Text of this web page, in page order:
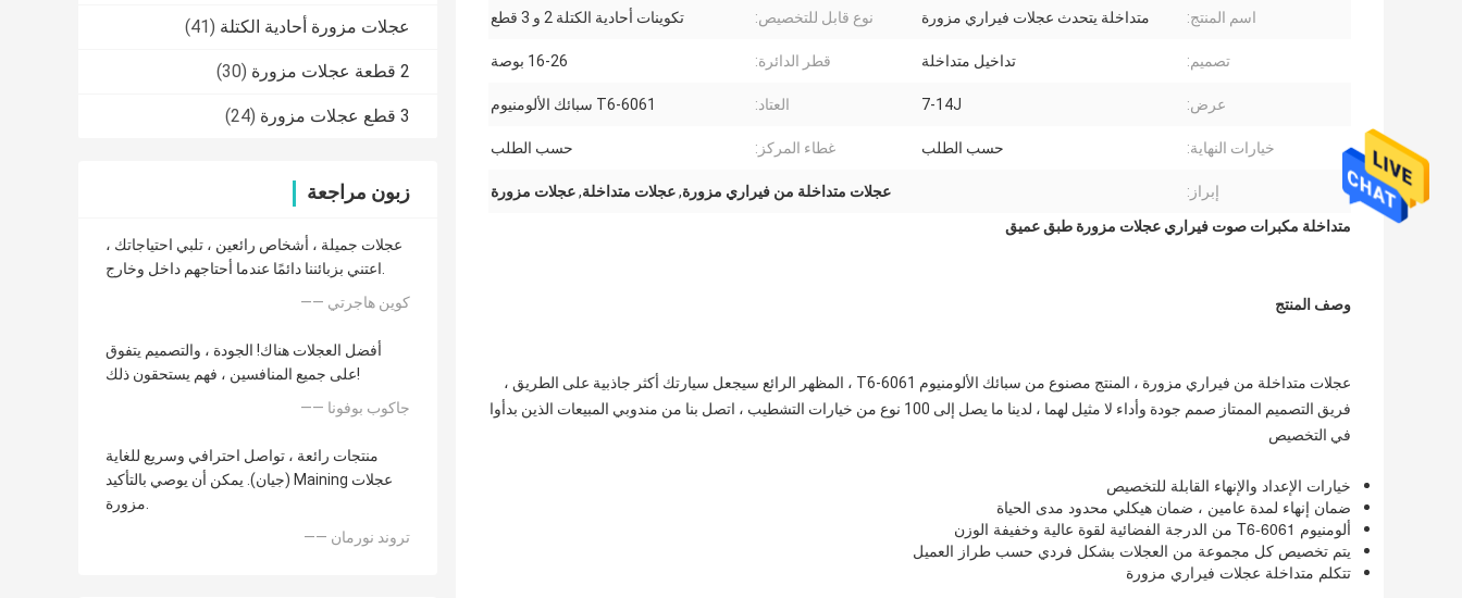
عجلات مزورة أحادية الكتلة (41)
2 قطعة عجلات مزورة (30)
3 قطع عجلات مزورة (24)
زبون مراجعة
عجلات جميلة ، أشخاص رائعين ، تلبي احتياجاتك ،
اعتني بزبائننا دائمًا عندما أحتاجهم داخل وخارج.
—— كوين هاجرتي
أفضل العجلات هناك! الجودة ، والتصميم يتفوق
على جميع المنافسين ، فهم يستحقون ذلك!
—— جاكوب بوفونا
منتجات رائعة ، تواصل احترافي وسريع للغاية
(جيان). يمكن أن يوصي بالتأكيد Maining عجلات
مزورة.
—— تروند نورمان
اسم المنتج: متداخلة يتحدث عجلات فيراري مزورة نوع قابل للتخصيص: تكوينات أحادية الكتلة 2 و 3 قطع
تصميم: تداخيل متداخلة قطر الدائرة: 16-26 بوصة
عرض: 7-14J العتاد: 6061-T6 سبائك الألومنيوم
خيارات النهاية: حسب الطلب غطاء المركز: حسب الطلب
إبراز: عجلات متداخلة من فيراري مزورة,عجلات متداخلة,عجلات مزورة
متداخلة مكبرات صوت فيراري عجلات مزورة طبق عميق
وصف المنتج
عجلات متداخلة من فيراري مزورة ، المنتج مصنوع من سبائك الألومنيوم 6061-T6 ، المظهر الرائع سيجعل سيارتك أكثر جاذبية على الطريق ،
فريق التصميم الممتاز صمم جودة وأداء لا مثيل لهما ، لدينا ما يصل إلى 100 نوع من خيارات التشطيب ، اتصل بنا من مندوبي المبيعات الذين بدأوا
في التخصيص
خيارات الإعداد والإنهاء القابلة للتخصيص
ضمان إنهاء لمدة عامين ، ضمان هيكلي محدود مدى الحياة
ألومنيوم 6061-T6 من الدرجة الفضائية لقوة عالية وخفيفة الوزن
يتم تخصيص كل مجموعة من العجلات بشكل فردي حسب طراز العميل
تتكلم متداخلة عجلات فيراري مزورة